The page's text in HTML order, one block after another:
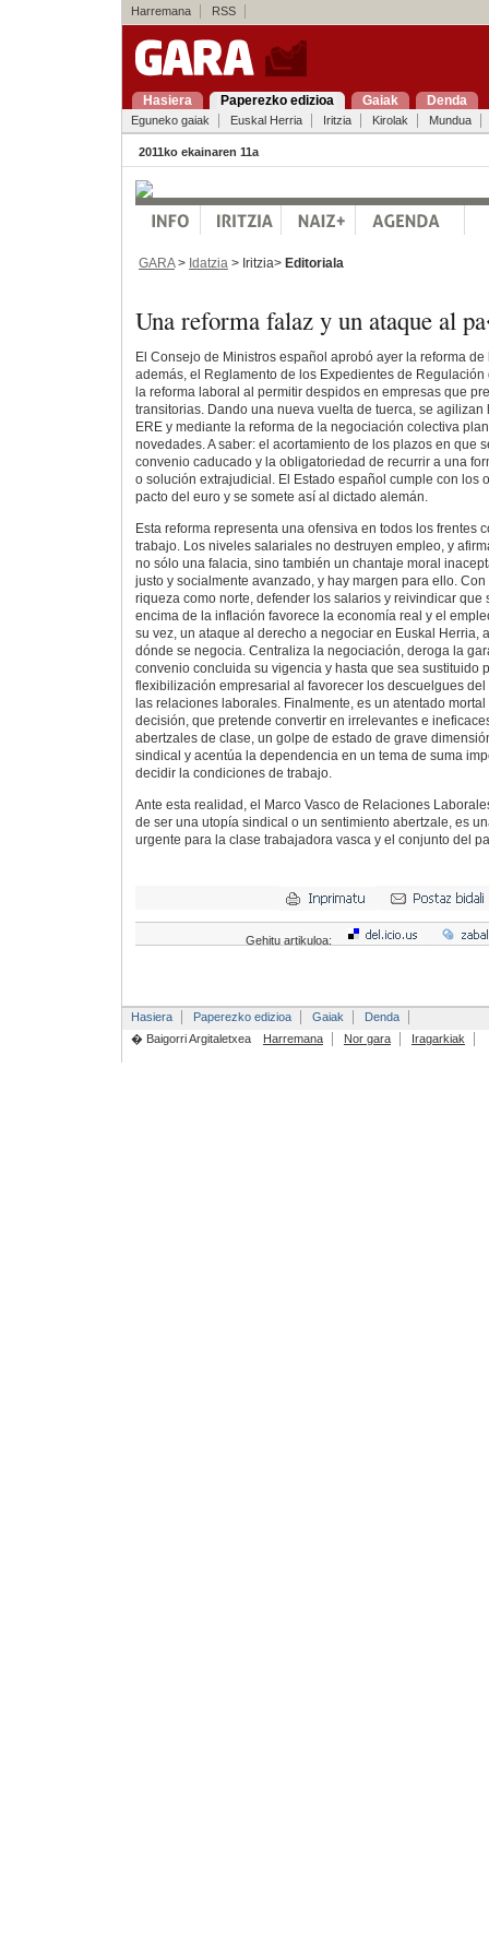
Harremana RSS
Hasiera Paperezko edizioa Gaiak Denda
Eguneko gaiak Euskal Herria Iritzia Kirolak Mundua
2011ko ekainaren 11a
GARA> Idatzia > Iritzia> Editoriala
Una reforma falaz y un ataque al
El Consejo de Ministros español aprobó ayer la reforma
además, el Reglamento de los Expedientes de
la reforma laboral al permitir despidos en empresas que
transitorias. Dando una nueva vuelta de tuerca, se agilizan
ERE y mediante la reforma de la negociación colectiva
novedades. A saber: el acortamiento de los plazos en que
convenio caducado y la obligatoriedad de recurrir a una
o solución extrajudicial. El Estado español cumple con los
pacto del euro y se somete así al dictado alemán.
Esta reforma representa una ofensiva en todos los frentes
trabajo. Los niveles salariales no destruyen empleo, y
no sólo una falacia, sino también un chantaje moral
justo y socialmente avanzado, y hay margen para ello.
riqueza como norte, defender los salarios y reivindicar que
encima de la inflación favorece la economía real y el
su vez, un ataque al derecho a negociar en Euskal Herria,
dónde se negocia. Centraliza la negociación, deroga la
convenio concluida su vigencia y hasta que sea sustituido
flexibilización empresarial al favorecer los descuelgues
las relaciones laborales. Finalmente, es un atentado
decisión, que pretende convertir en irrelevantes e
abertzales de clase, un golpe de estado de grave
sindical y acentúa la dependencia en un tema de suma
decidir la condiciones de trabajo.
Ante esta realidad, el Marco Vasco de Relaciones
de ser una utopía sindical o un sentimiento abertzale, es
urgente para la clase trabajadora vasca y el conjunto del
Gehitu artikuloa:
Hasiera Paperezko edizioa Gaiak
Denda
� Baigorri Argitaletxea
Harremana Nor gara Iragarkiak